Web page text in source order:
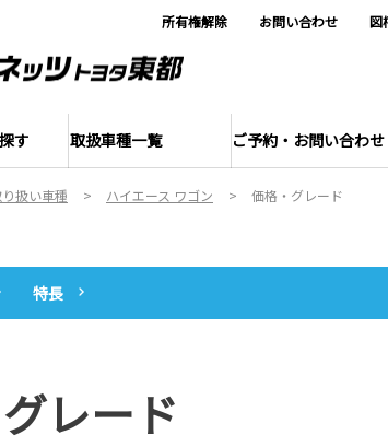
す 取扱車種一覧 ご予約・お問い合わせ
所有権解除 お問い合わせ 図
扱い車種 ハイエース ワゴン 価格・グレード
特長
レード